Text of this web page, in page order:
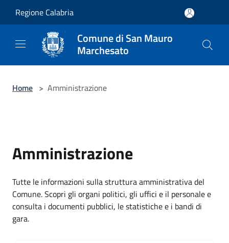
Regione Calabria
Comune di San Mauro
Marchesato
Home > Amministrazione
Amministrazione
Tutte le informazioni sulla struttura amministrativa del
Comune. Scopri gli organi politici, gli uffici e il personale e
consulta i documenti pubblici, le statistiche e i bandi di
gara.